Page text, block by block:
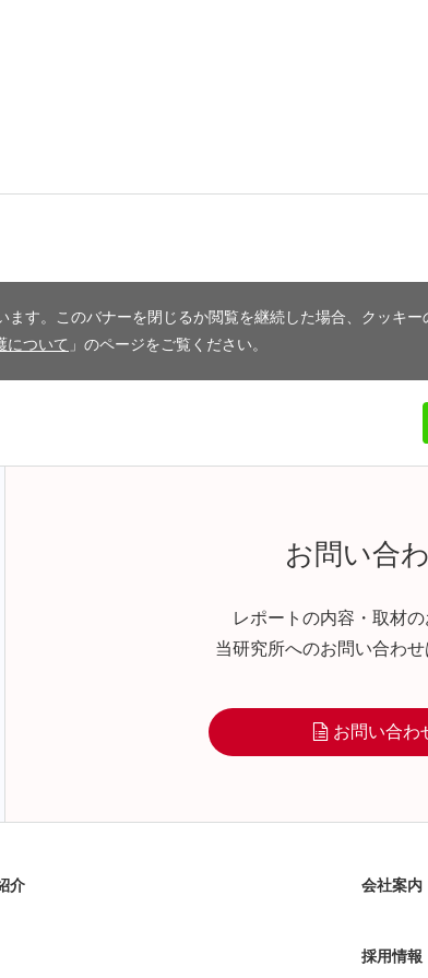
す。このバナーを閉じるか閲覧を継続した場合、クッキー
について 」のページをご覧ください。
お問い合
レポートの内容・取材
当研究所へのお問い合わ
お問い合わ
介 会社案内
採用情報